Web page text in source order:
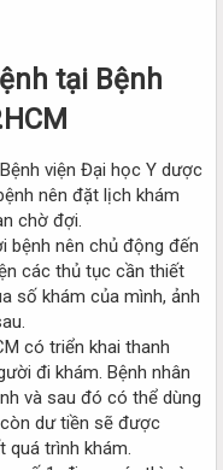
tại Bệnh
viện Đại học Y dược
nên đặt lịch khám
chờ đợi.
bệnh nên chủ động đến
các thủ tục cần thiết
số khám của mình, ảnh
có triển khai thanh
đi khám. Bệnh nhân
và sau đó có thể dùng
dư tiền sẽ được
quá trình khám.